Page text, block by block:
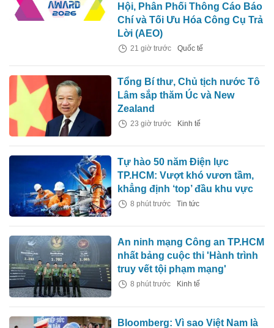
Hội, Phân Phối Thông Cáo Báo
Chí và Tối Ưu Hóa Công Cụ Trả
Lời (AEO)
21 giờ trước Quốc tế
Tổng Bí thư, Chủ tịch nước Tô
Lâm sắp thăm Úc và New
Zealand
23 giờ trước Kinh tế
Tự hào 50 năm Điện lực
TP.HCM: Vượt khó vươn tầm,
khẳng định ‘top’ đầu khu vực
8 phút trước Tin tức
An ninh mạng Công an TP.HCM
nhất bảng cuộc thi 'Hành trình
truy vết tội phạm mạng'
8 phút trước Kinh tế
Bloomberg: Vì sao Việt Nam là